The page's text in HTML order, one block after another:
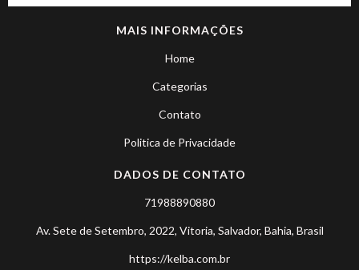
MAIS INFORMAÇÕES
Home
Categorias
Contato
Politica de Privacidade
DADOS DE CONTATO
71988890880
Av. Sete de Setembro, 2022, Vitoria, Salvador, Bahia, Brasil
https://kelba.com.br